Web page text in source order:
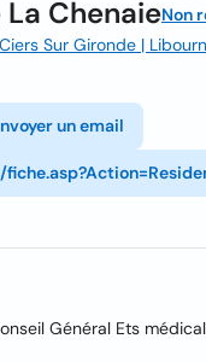
ChenaieNon
Sur Gironde |
un email
Général Ets